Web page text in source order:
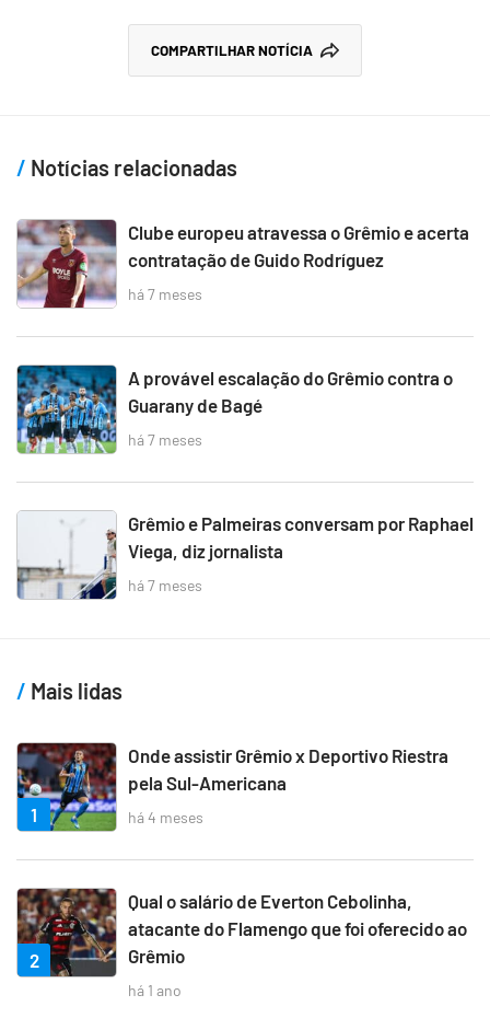
COMPARTILHAR NOTÍCIA
Notícias relacionadas
Clube europeu atravessa o Grêmio e acerta
contratação de Guido Rodríguez
há 7 meses
A provável escalação do Grêmio contra o
Guarany de Bagé
há 7 meses
Grêmio e Palmeiras conversam por Raphael
Viega, diz jornalista
há 7 meses
Mais lidas
1
Onde assistir Grêmio x Deportivo Riestra
pela Sul-Americana
há 4 meses
2
Qual o salário de Everton Cebolinha,
atacante do Flamengo que foi oferecido ao
Grêmio
há 1 ano